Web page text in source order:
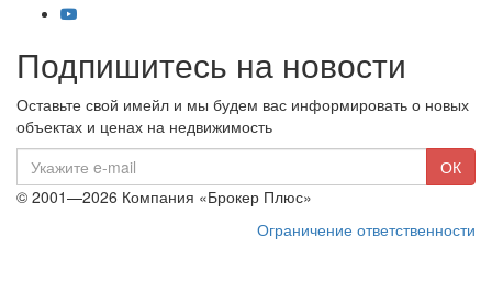
Подпишитесь на новости
Оставьте свой имейл и мы будем вас информировать о новых
объектах и ценах на недвижимость
mail
ОК
© 2001—2026 Компания «Брокер Плюс»
Ограничение ответственности